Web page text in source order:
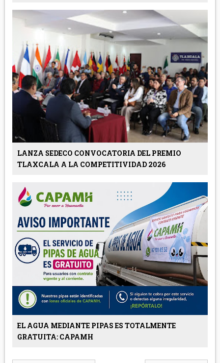
LANZA SEDECO CONVOCATORIA DEL PREMIO
TLAXCALA A LA COMPETITIVIDAD 2026
EL AGUA MEDIANTE PIPAS ES TOTALMENTE
GRATUITA: CAPAMH